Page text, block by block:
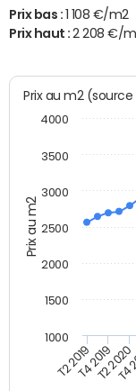
Prix bas : 1 108 €/m2
Prix haut :2 208 €/
Prix au m2
Prix au m2
T2 2019T4 2019T2 2020
T4
1000
1500
2000
2500
3000
3500
4000